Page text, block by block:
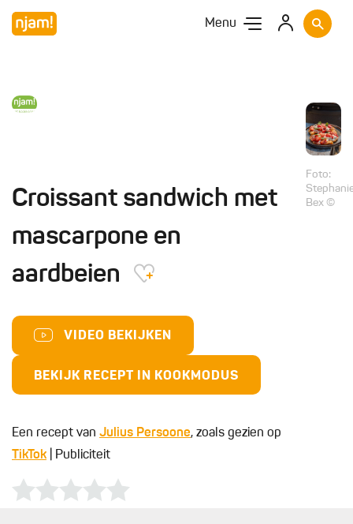
Menu
Croissant sandwich met
mascarpone en
aardbeien
VIDEO BEKIJKEN
BEKIJK RECEPT IN KOOKMODUS
Een recept van Julius Persoone, zoals gezien op
TikTok | Publiciteit
Foto:
Bex ©